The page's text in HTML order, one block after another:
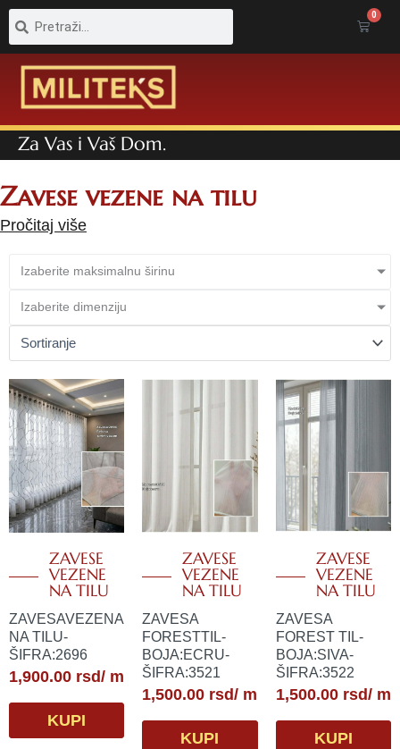
Pretraga 0
Cart
Za Vas i Vaš Dom.
Zavese vezene na tilu
Pročitaj više
Izaberite maksimalnu širinu
Izaberite dimenziju
ZAVESE
VEZENE
NA TILU
ZAVESAVEZENA
NA TILU-
ŠIFRA:2696
1,900.00 rsd/ m
KUPI
ZAVESE
VEZENE
NA TILU
ZAVESA
FORESTTIL-
BOJA:ECRU-
ŠIFRA:3521
1,500.00 rsd/ m
KUPI
ZAVESE
VEZENE
NA TILU
ZAVESA
FOREST TIL-
BOJA:SIVA-
ŠIFRA:3522
1,500.00rsd/ m
KUPI